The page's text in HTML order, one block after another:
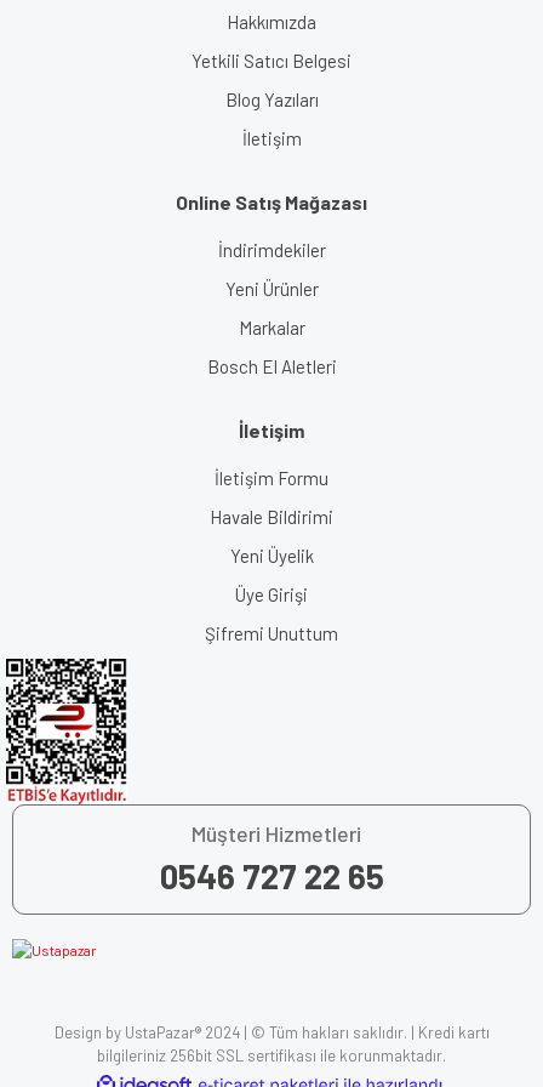
Hakkımızda
Yetkili Satıcı Belgesi
Blog Yazıları
İletişim
Online Satış Mağazası
İndirimdekiler
Yeni Ürünler
Markalar
Bosch El Aletleri
İletişim
İletişim Formu
Havale Bildirimi
Yeni Üyelik
Üye Girişi
Şifremi Unuttum
Müşteri Hizmetleri
0546 727 22 65
Design by UstaPazar® 2024 | © Tüm hakları saklıdır. | Kredi kartı
bilgileriniz 256bit SSL sertifikası ile korunmaktadır.